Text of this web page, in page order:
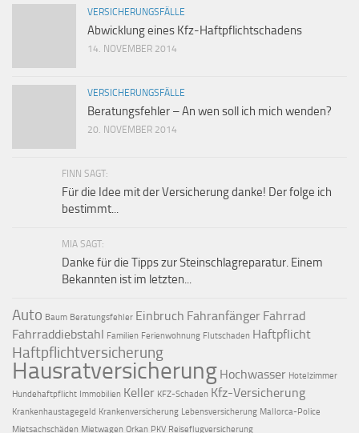
VERSICHERUNGSFÄLLE
Abwicklung eines Kfz-Haftpflichtschadens
14. NOVEMBER 2014
VERSICHERUNGSFÄLLE
Beratungsfehler – An wen soll ich mich wenden?
20. NOVEMBER 2014
FINN SAGT:
Für die Idee mit der Versicherung danke! Der folge ich
bestimmt...
MIA SAGT:
Danke für die Tipps zur Steinschlagreparatur. Einem
Bekannten ist im letzten...
Auto Baum Beratungsfehler Einbruch Fahranfänger Fahrrad
Fahrraddiebstahl Familien Ferienwohnung Flutschaden Haftpflicht
Haftpflichtversicherung
Hausratversicherung Hochwasser Hotelzimmer
Hundehaftpflicht Immobilien Keller KFZ-Schaden Kfz-Versicherung
Krankenhaustagegeld Krankenversicherung Lebensversicherung Mallorca-Police
Mietsachschäden Mietwagen Orkan PKV Reiseflugversicherung